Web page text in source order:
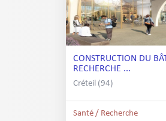
CONSTRUCTION DU
RECHERCHE ...
Créteil (94)
Santé / Recherche